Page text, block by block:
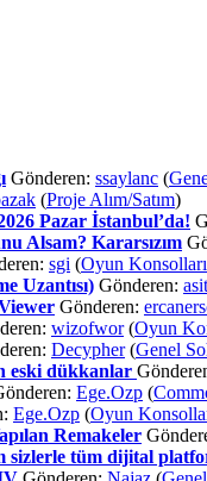
Gönderen: ssaylanc (
(Proje Alım/Satım)
Pazar İstanbul’da!
Alsam? Kararsızım
sgi (Oyun Konsolları
Uzantısı) Gönderen: asit
Gönderen:
wizofwor(Oyun
Decypher(Genel
eski dükkanlar
Ege.Ozp (
Ege.Ozp (Oyun
Remakeler
sizlerle tüm dijital